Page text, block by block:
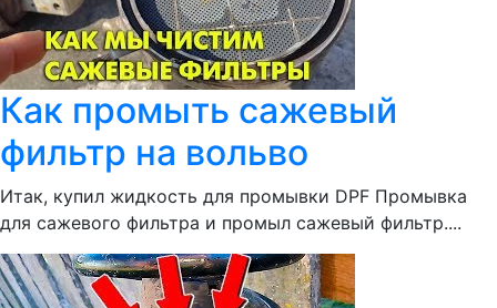
Как промыть сажевый
фильтр на вольво
Итак, купил жидкость для промывки DPF Промывка
для сажевого фильтра и промыл сажевый фильтр....